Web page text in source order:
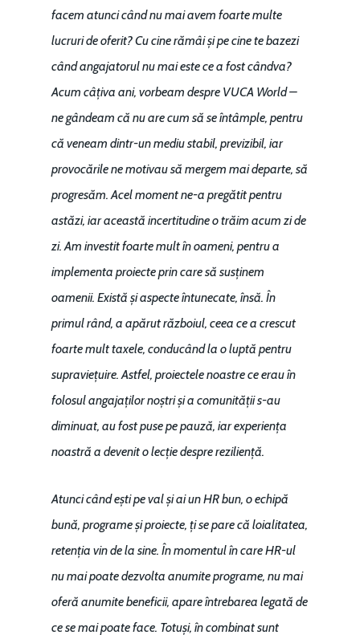
facem atunci când nu mai avem foarte multe
lucruri de oferit? Cu cine rămâi și pe cine te bazezi
când angajatorul nu mai este ce a fost cândva?
Acum câțiva ani, vorbeam despre VUCA World –
ne gândeam că nu are cum să se întâmple, pentru
că veneam dintr-un mediu stabil, previzibil, iar
provocările ne motivau să mergem mai departe, să
progresăm. Acel moment ne-a pregătit pentru
astăzi, iar această incertitudine o trăim acum zi de
zi. Am investit foarte mult în oameni, pentru a
implementa proiecte prin care să susținem
oamenii. Există și aspecte întunecate, însă. În
primul rând, a apărut războiul, ceea ce a crescut
foarte mult taxele, conducând la o luptă pentru
supraviețuire. Astfel, proiectele noastre ce erau în
folosul angajaților noștri și a comunității s-au
diminuat, au fost puse pe pauză, iar experiența
noastră a devenit o lecție despre reziliență.
Atunci când ești pe val și ai un HR bun, o echipă
bună, programe și proiecte, ți se pare că loialitatea,
retenția vin de la sine. În momentul în care HR-ul
nu mai poate dezvolta anumite programe, nu mai
oferă anumite beneficii, apare întrebarea legată de
ce se mai poate face. Totuși, în combinat sunt
Home
Noutăți
Despre
Modelul economic
România – orizont
resurselor naturale
Video
Marea Neagră în Noua
economie
EM360 Talk
Contact